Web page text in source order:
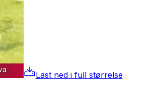
Last ned i full størrelse